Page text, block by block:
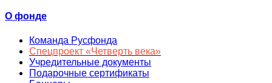
О фонде
Команда Русфонда
Спецпроект «Четверть века»
Учредительные документы
Подарочные сертификаты